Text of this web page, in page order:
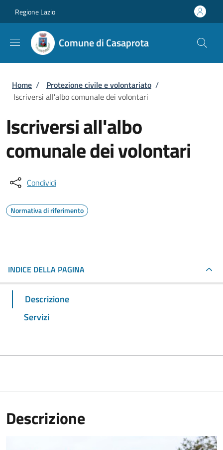
Regione Lazio
Comune di Casaprota
Briciole di pane
Home / Protezione civile e volontariato /
Iscriversi all'albo comunale dei volontari
Iscriversi all'albo
comunale dei volontari
Condividi
Normativa di riferimento
INDICE DELLA PAGINA
Descrizione
Servizi
Descrizione